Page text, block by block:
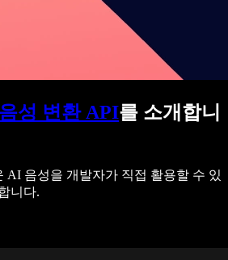
성 변환 API를 소개합니
AI 음성을 개발자가 직접 활용할 수 있
니다.